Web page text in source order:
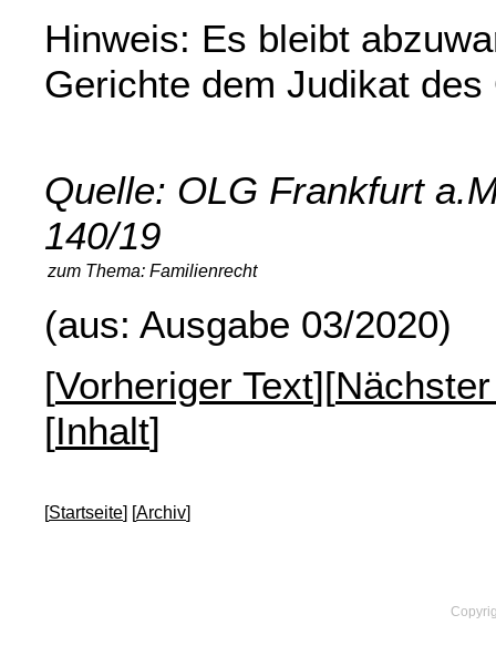
Hinweis: Es bleibt
Gerichte dem Judikat des
Quelle: OLG Frankfurt
140/19
zum Thema: Familienrecht
(aus: Ausgabe 03/2020)
[Vorheriger Text][
[Inhalt]
[Startseite] [Archiv]